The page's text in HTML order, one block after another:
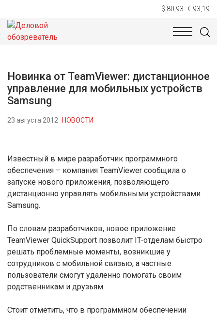
$ 80,93 € 93,19
НОВОСТИ
Новинка от TeamViewer: дистанционное
управление для мобильных устройств
Samsung
23 августа 2012 НОВОСТИ
Известный в мире разработчик программного
обеспечения – компания TeamViewer сообщила о
запуске нового приложения, позволяющего
дистанционно управлять мобильными устройствами
Samsung.
По словам разработчиков, новое приложение
TeamViewer QuickSupport позволит IT-отделам быстро
решать проблемные моменты, возникшие у
сотрудников с мобильной связью, а частные
пользователи смогут удаленно помогать своим
родственникам и друзьям.
Стоит отметить, что в программном обеспечении